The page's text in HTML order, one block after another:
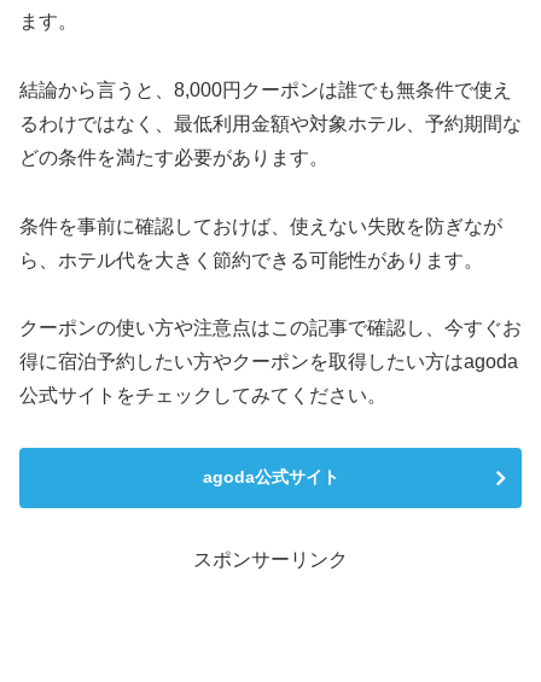
ます。
結論から言うと、8,000円クーポンは誰でも無条件で使え
るわけではなく、最低利用金額や対象ホテル、予約期間な
どの条件を満たす必要があります。
条件を事前に確認しておけば、使えない失敗を防ぎなが
ら、ホテル代を大きく節約できる可能性があります。
クーポンの使い方や注意点はこの記事で確認し、今すぐお
得に宿泊予約したい方やクーポンを取得したい方はagoda
公式サイトをチェックしてみてください。
agoda公式サイト
スポンサーリンク